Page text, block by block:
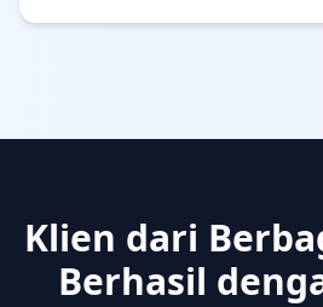
Klien dari
Berhasil